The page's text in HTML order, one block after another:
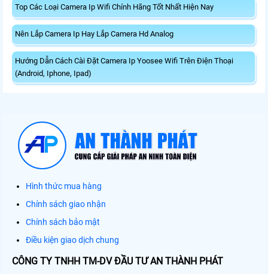
Top Các Loại Camera Ip Wifi Chính Hãng Tốt Nhất Hiện Nay
Nên Lắp Camera Ip Hay Lắp Camera Hd Analog
Hướng Dẫn Cách Cài Đặt Camera Ip Yoosee Wifi Trên Điện Thoại
(Android, Iphone, Ipad)
Hình thức mua hàng
Chính sách giao nhận
Chính sách bảo mật
Điều kiện giao dịch chung
CÔNG TY TNHH TM-DV ĐẦU TƯ AN THÀNH PHÁT